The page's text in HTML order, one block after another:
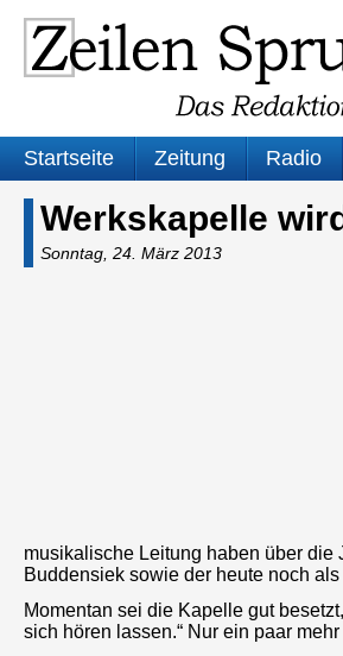
Startseite Zeitung Radio
Werkskapelle
Sonntag, 24. März 2013
musikalische Leitung haben über die
Buddensiek sowie der heute noch
Momentan sei die Kapelle gut
sich hören lassen.“ Nur ein paar